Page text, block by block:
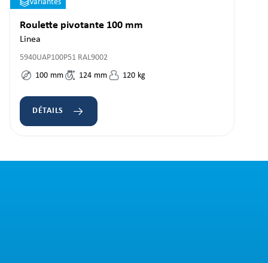
Variantes
Roulette pivotante 100 mm
Linea
5940UAP100P51 RAL9002
100 mm 124 mm 120 kg
DÉTAILS